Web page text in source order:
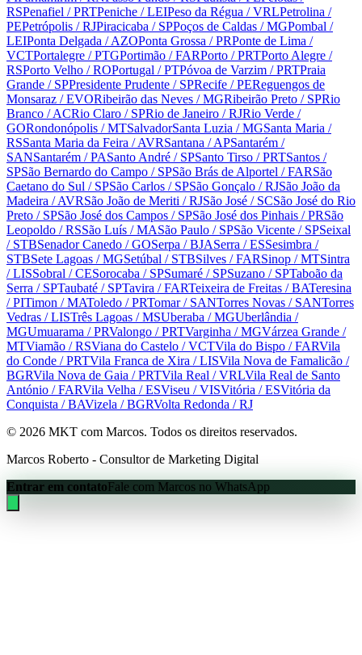
RSPenafiel / PRTPeniche / LEIPeso da Régua / VRLPetrolina /
PEPetrópolis / RJPiracicaba / SPPoços de Caldas / MGPombal /
LEIPonta Delgada / AZOPonta Grossa / PRPonte de Lima /
VCTPortalegre / PTGPortimão / FARPorto / PRTPorto Alegre /
RSPorto Velho / ROPortugal / PTPóvoa de Varzim / PRTPraia
Grande / SPPresidente Prudente / SPRecife / PEReguengos de
Monsaraz / EVORibeirão das Neves / MGRibeirão Preto / SPRio
Branco / ACRio Claro / SPRio de Janeiro / RJRio Verde /
GORondonópolis / MTSalvadorSanta Luzia / MGSanta Maria /
RSSanta Maria da Feira / AVRSantana / APSantarém /
SANSantarém / PASanto André / SPSanto Tirso / PRTSantos /
SPSão Bernardo do Campo / SPSão Brás de Alportel / FARSão
Caetano do Sul / SPSão Carlos / SPSão Gonçalo / RJSão João da
Madeira / AVRSão João de Meriti / RJSão José / SCSão José do Rio
Preto / SPSão José dos Campos / SPSão José dos Pinhais / PRSão
Leopoldo / RSSão Luís / MASão Paulo / SPSão Vicente / SPSeixal
/ STBSenador Canedo / GOSerpa / BJASerra / ESSesimbra /
STBSete Lagoas / MGSetúbal / STBSilves / FARSinop / MTSintra
/ LISSobral / CESorocaba / SPSumaré / SPSuzano / SPTaboão da
Serra / SPTaubaté / SPTavira / FARTeixeira de Freitas / BATeresina
/ PITimon / MAToledo / PRTomar/ SANTorres Novas / SANTorres
Vedras / LISTrês Lagoas / MSUberaba / MGUberlândia /
MGUmuarama / PRValongo / PRTVarginha / MGVárzea Grande /
MTViamão / RSViana do Castelo / VCTVila do Bispo / FARVila
do Conde / PRTVila Franca de Xira / LISVila Nova de Famalicão /
BGRVila Nova de Gaia / PRTVila Real / VRLVila Real de Santo
António / FARVila Velha / ESViseu / VISVitória / ESVitória da
Conquista / BAVizela / BGRVolta Redonda / RJ
© 2026 MKT com Marcos. Todos os direitos reservados.
Marcos Roberto - Consultor de Marketing Digital
Entrar em contatoFale com Marcos no WhatsApp